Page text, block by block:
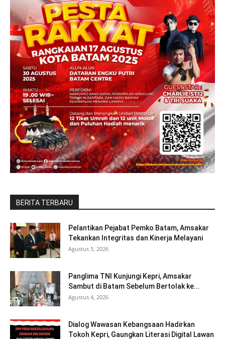
BERITA TERBARU
Pelantikan Pejabat Pemko Batam, Amsakar
Tekankan Integritas dan Kinerja Melayani
Agustus 5, 2026
Panglima TNI Kunjungi Kepri, Amsakar
Sambut di Batam Sebelum Bertolak ke...
Agustus 4, 2026
Dialog Wawasan Kebangsaan Hadirkan
Tokoh Kepri, Gaungkan Literasi Digital Lawan